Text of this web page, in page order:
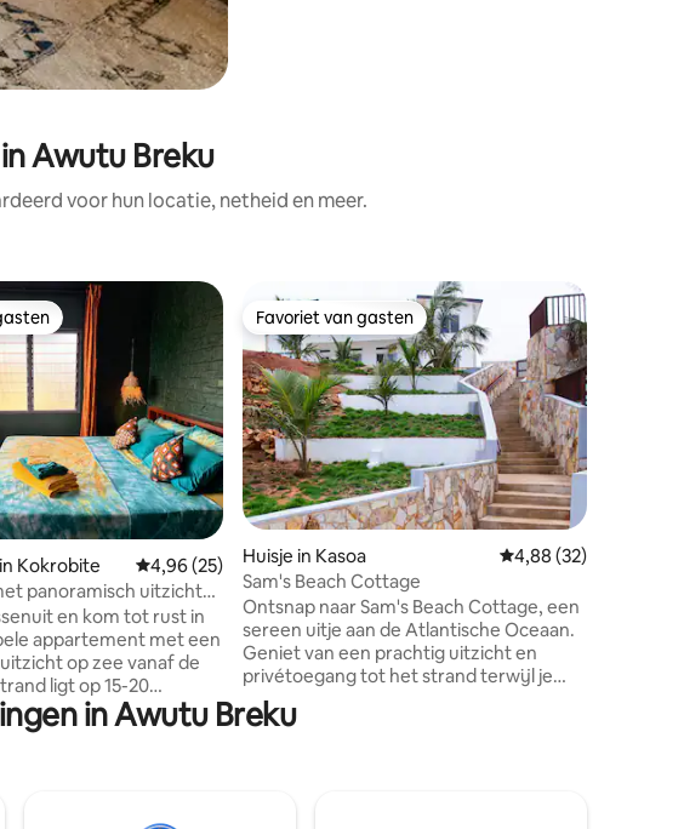
Awutu Breku
voor hun locatie, netheid en meer.
4,79 uit 5, 19 recensies
Kokrobite Gemiddelde beoordeling van 4,96 uit 5, 25 recensies
4,96 (25)
panoramisch uitzicht
en Starlink
en kom tot rust in
appartement met een
op zee vanaf de
ligt op 15-20
Geniet van onbeperkte
en warme douches.
kan worden verstrekt
Favoriet van gasten
Favoriet van gasten
Huisje in Kasoa Gemiddelde
4,88 (32)
Sam's Beach Cottage
Ontsnap naar Sam's Beach Cottage, een
sereen uitje aan de Atlantische Oceaan.
Geniet van een prachtig uitzicht en
privétoegang tot het strand terwijl je
ontspant in dit moderne toevluchtsoord.
Het charmante huisje met 2
in Awutu Breku